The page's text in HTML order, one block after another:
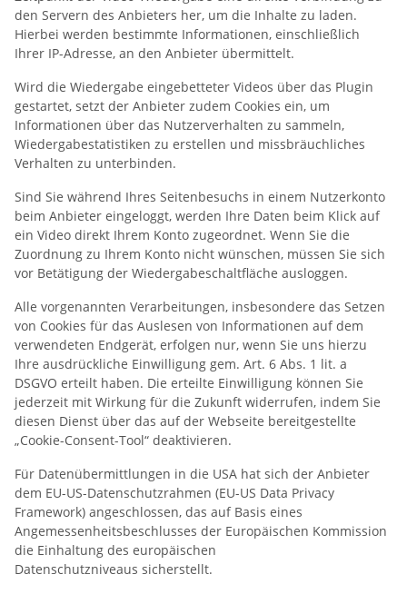
den Servern des Anbieters her, um die Inhalte zu laden.
Hierbei werden bestimmte Informationen, einschließlich
Ihrer IP-Adresse, an den Anbieter übermittelt.
Wird die Wiedergabe eingebetteter Videos über das Plugin
gestartet, setzt der Anbieter zudem Cookies ein, um
Informationen über das Nutzerverhalten zu sammeln,
Wiedergabestatistiken zu erstellen und missbräuchliches
Verhalten zu unterbinden.
Sind Sie während Ihres Seitenbesuchs in einem Nutzerkonto
beim Anbieter eingeloggt, werden Ihre Daten beim Klick auf
ein Video direkt Ihrem Konto zugeordnet. Wenn Sie die
Zuordnung zu Ihrem Konto nicht wünschen, müssen Sie sich
vor Betätigung der Wiedergabeschaltfläche ausloggen.
Alle vorgenannten Verarbeitungen, insbesondere das Setzen
von Cookies für das Auslesen von Informationen auf dem
verwendeten Endgerät, erfolgen nur, wenn Sie uns hierzu
Ihre ausdrückliche Einwilligung gem. Art. 6 Abs. 1 lit. a
DSGVO erteilt haben. Die erteilte Einwilligung können Sie
jederzeit mit Wirkung für die Zukunft widerrufen, indem Sie
diesen Dienst über das auf der Webseite bereitgestellte
„Cookie-Consent-Tool“ deaktivieren.
Für Datenübermittlungen in die USA hat sich der Anbieter
dem EU-US-Datenschutzrahmen (EU-US Data Privacy
Framework) angeschlossen, das auf Basis eines
Angemessenheitsbeschlusses der Europäischen Kommission
die Einhaltung des europäischen
Datenschutzniveaus sicherstellt.